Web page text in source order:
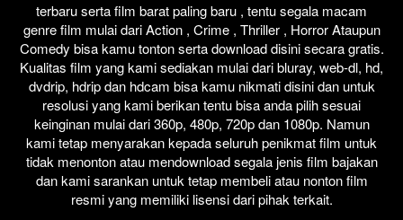
terbaru serta film barat paling baru , tentu segala macam
genre film mulai dari Action , Crime , Thriller , Horror Ataupun
Comedy bisa kamu tonton serta download disini secara gratis.
Kualitas film yang kami sediakan mulai dari bluray, web-dl, hd,
dvdrip, hdrip dan hdcam bisa kamu nikmati disini dan untuk
resolusi yang kami berikan tentu bisa anda pilih sesuai
keinginan mulai dari 360p, 480p, 720p dan 1080p. Namun
kami tetap menyarakan kepada seluruh penikmat film untuk
tidak menonton atau mendownload segala jenis film bajakan
dan kami sarankan untuk tetap membeli atau nonton film
resmi yang memiliki lisensi dari pihak terkait.